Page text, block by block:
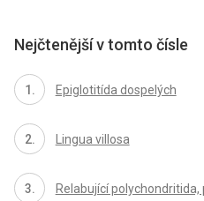
Nejčtenější v tomto čísle
Epiglotitída dospelých
Lingua villosa
Relabující polychondritida,